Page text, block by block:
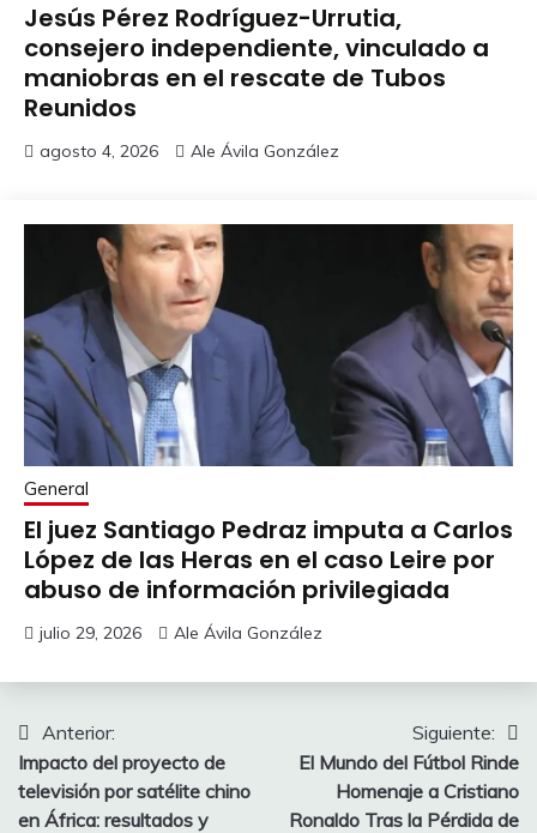
Jesús Pérez Rodríguez-Urrutia,
consejero independiente, vinculado a
maniobras en el rescate de Tubos
Reunidos
agosto 4, 2026 Ale Ávila González
General
El juez Santiago Pedraz imputa a Carlos
López de las Heras en el caso Leire por
abuso de información privilegiada
julio 29, 2026 Ale Ávila González
Navegación
de
entradas
Anterior:
Impacto del proyecto de
televisión por satélite chino
en África: resultados y
Siguiente:
El Mundo del Fútbol Rinde
Homenaje a Cristiano
Ronaldo Tras la Pérdida de